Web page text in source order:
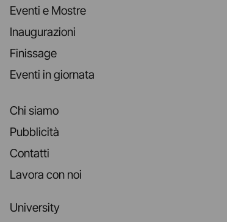
Eventi e Mostre
Inaugurazioni
Finissage
Eventi in giornata
Chi siamo
Pubblicità
Contatti
Lavora con noi
University